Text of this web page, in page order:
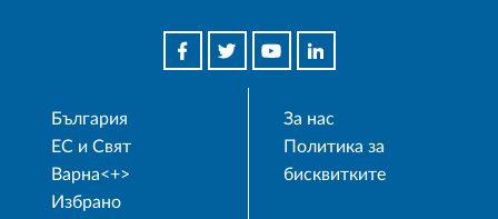
България
ЕС и Свят
Варна<+>
Избрано
За нас
Политика за
бисквитките